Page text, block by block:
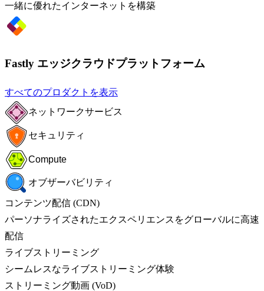
一緒に優れたインターネットを構築
Fastly エッジクラウドプラットフォーム
すべてのプロダクトを表示
ネットワークサービス
セキュリティ
Compute
オブザーバビリティ
コンテンツ配信 (CDN)
パーソナライズされたエクスペリエンスをグローバルに高速
配信
ライブストリーミング
シームレスなライブストリーミング体験
ストリーミング動画 (VoD)